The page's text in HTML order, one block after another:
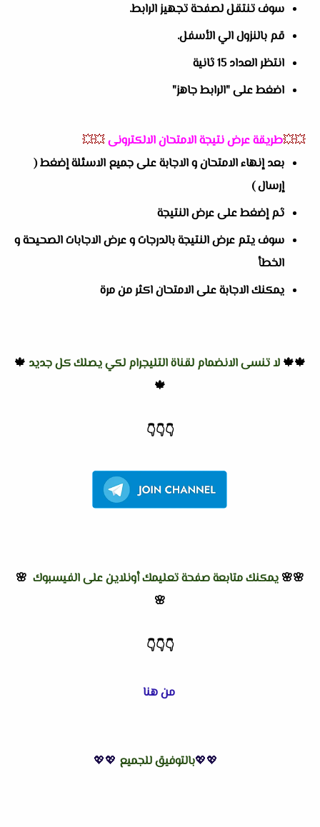
سوف تنتقل لصفحة تجهيز الرابط.
قم بالنزول الي الأسفل.
انتظر العداد 15 ثانية
اضغط على "الرابط جاهز"
💥💥طريقة عرض نتيجة الامتحان الالكترونى💥💥
بعد إنهاء الامتحان و الاجابة على جميع الاسئلة إضغط (
إرسال )
ثم إضغط على عرض النتيجة
سوف يتم عرض النتيجة بالدرجات و عرض الاجابات الصحيحة و
الخطأ
يمكنك الاجابة على الامتحان اكثر من مرة
🍁🍁 لا تنسى الانضمام لقناة التليجرام لكي يصلك كل جديد 🍁
🍁
👇
👇
👇
🌸🌸 يمكنك متابعة صفحة تعليمك أونلاين على الفيسبوك 🌸
🌸
👇
👇
👇
من هنا
💖💖بالتوفيق للجميع 💖💖